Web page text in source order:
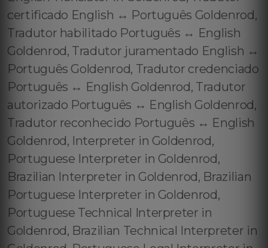
certificado English ↔️ Português Goldenrod,
Tradutor habilitado Português ↔️ English
Goldenrod, Tradutor juramentado English ↔️
Português Goldenrod, Tradutor credenciado
Português ↔️ English Goldenrod, Tradutor
autorizado Português ↔️ English Goldenrod,
Tradutor reconhecido Português ↔️ English
Goldenrod, Interpreter in Goldenrod,
Portuguese Interpreter in Goldenrod,
Brazilian Interpreter in Goldenrod, Brazilian
Portuguese Interpreter in Goldenrod,
Portuguese Technical Interpreter in
Goldenrod, Brazilian Technical Interpreter in